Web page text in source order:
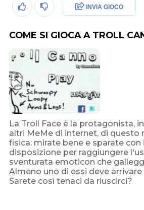
INVIA GIOCO
COME SI GIOCA A TROLL
La Troll Face è la protagonista,
altri MeMe di internet, di questo
fisica: mirate bene e sparate con
disposizione per raggiungere
sventurata emoticon che
Almeno uno di essi deve
Sarete così tenaci da riuscirci?